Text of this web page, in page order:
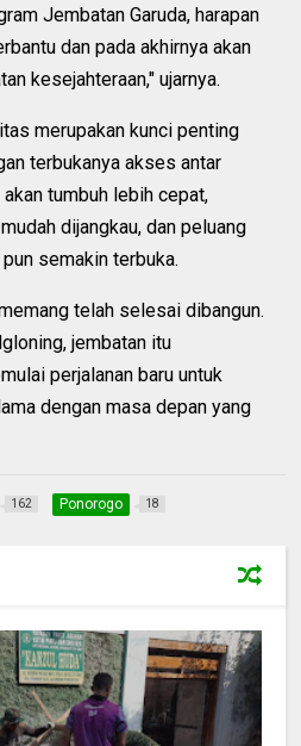
Jembatan Garuda, harapan
dan pada akhirnya akan
kesejahteraan," ujarnya.
merupakan kunci penting
terbukanya akses antar
tumbuh lebih cepat,
dijangkau, dan peluang
semakin terbuka.
telah selesai dibangun.
jembatan itu
perjalanan baru untuk
dengan masa depan yang
162 Ponorogo 18